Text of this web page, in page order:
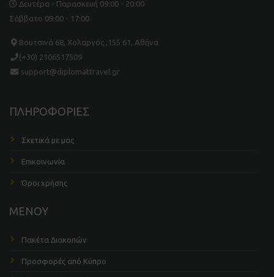
Δευτέρα - Παρασκευή 09:00 - 20:00
Σάββατο 09:00 - 17:00
Βουτσινά 68, Χολαργός ,155 61, Αθήνα
(+30) 2106517509
support@diplomattravel.gr
ΠΛΗΡΟΦΟΡΙΕΣ
Σχετικά με μας
Επικοινωνία
Όροι χρήσης
ΜΕΝΟΥ
Πακέτα Διακοπών
Προσφορές από Κύπρο